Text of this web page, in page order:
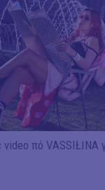
πό VASSIŁINA